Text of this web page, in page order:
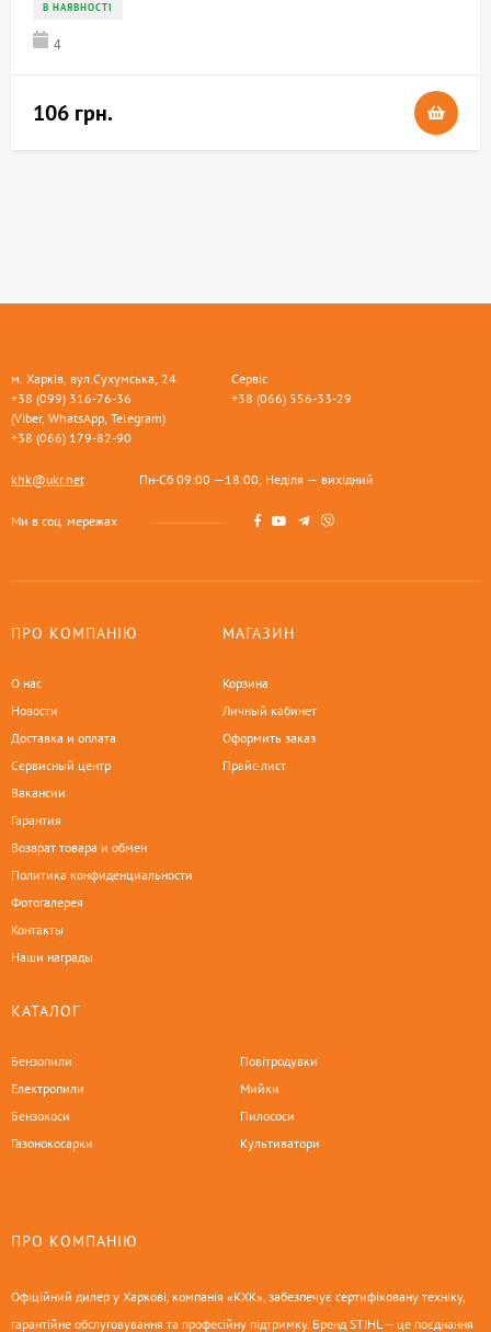
В НАЯВНОСТІ
4
106 грн.
м. Харків, вул.Сухумська, 24
+38 (099) 316-76-36
(Viber, WhatsApp, Telegram)
+38 (066) 179-82-90
Сервіс
+38 (066) 556-33-29
khk@ukr.net Пн-Сб 09:00 —18:00, Неділя — вихідний
Ми в соц. мережах
ПРО КОМПАНІЮ
О нас
Новости
Доставка и оплата
Сервисный центр
Вакансии
Гарантия
Возврат товара и обмен
Политика конфиденциальности
Фотогалерея
Контакты
Наши награды
МАГАЗИН
Корзина
Личный кабинет
Оформить заказ
Прайс-лист
КАТАЛОГ
Бензопили
Електропили
Бензокоси
Газонокосарки
Повітродувки
Мийки
Пилососи
Культиватори
ПРО КОМПАНІЮ
Офіційний дилер у Харкові, компанія «КХК», забезпечує сертифіковану техніку,
гарантійне обслуговування та професійну підтримку. Бренд STIHL — це поєднання